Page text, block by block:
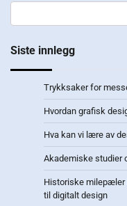
Siste innlegg
Trykksaker for
Hvordan grafisk
Hva kan vi lære av
Akademiske studier
Historiske milepæler
til digitalt design